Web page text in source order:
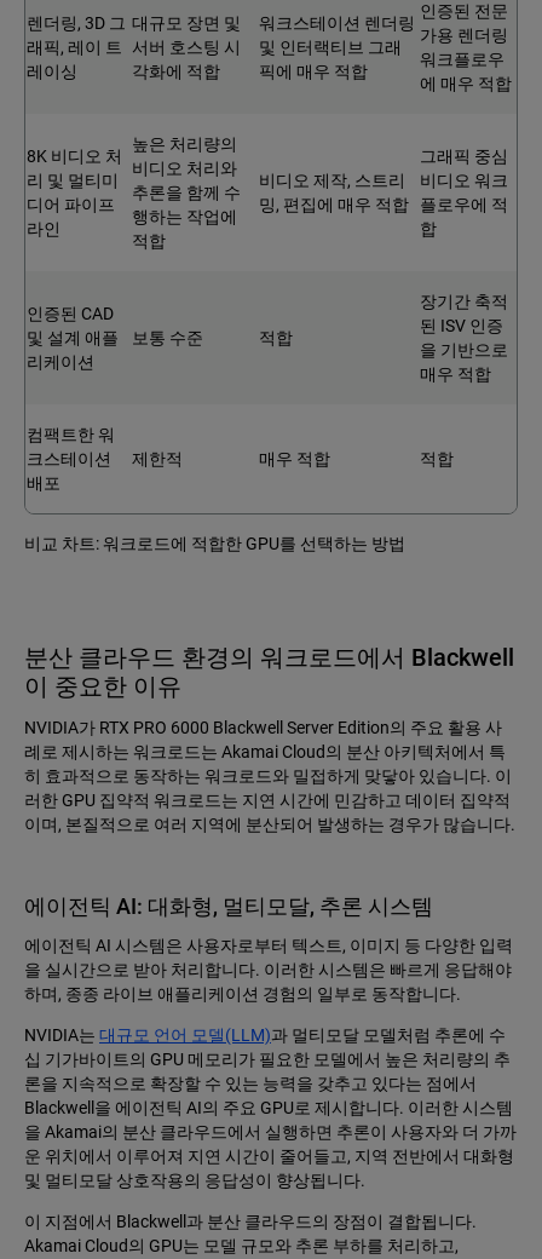
렌더링, 3D 그
래픽, 레이 트
레이싱
대규모 장면 및
서버 호스팅 시
각화에 적합
워크스테이션 렌더링
및 인터랙티브 그래
픽에 매우 적합
인증된 전문
가용 렌더링
워크플로우
에 매우 적합
8K 비디오 처
리 및 멀티미
디어 파이프
라인
높은 처리량의
비디오 처리와
추론을 함께 수
행하는 작업에
적합
비디오 제작, 스트리
밍, 편집에 매우 적합
그래픽 중심
비디오 워크
플로우에 적
합
인증된 CAD
및 설계 애플
리케이션
보통 수준 적합
장기간 축적
된 ISV 인증
을 기반으로
매우 적합
컴팩트한 워
크스테이션
배포
제한적 매우 적합 적합
비교 차트: 워크로드에 적합한 GPU를 선택하는 방법
분산 클라우드 환경의 워크로드에서 Blackwell
이 중요한 이유
NVIDIA가 RTX PRO 6000 Blackwell Server Edition의 주요 활용 사
례로 제시하는 워크로드는 Akamai Cloud의 분산 아키텍처에서 특
히 효과적으로 동작하는 워크로드와 밀접하게 맞닿아 있습니다. 이
러한 GPU 집약적 워크로드는 지연 시간에 민감하고 데이터 집약적
이며, 본질적으로 여러 지역에 분산되어 발생하는 경우가 많습니다.
에이전틱 AI: 대화형, 멀티모달, 추론 시스템
에이전틱 AI 시스템은 사용자로부터 텍스트, 이미지 등 다양한 입력
을 실시간으로 받아 처리합니다. 이러한 시스템은 빠르게 응답해야
하며, 종종 라이브 애플리케이션 경험의 일부로 동작합니다.
NVIDIA는 대규모 언어 모델(LLM)과 멀티모달 모델처럼 추론에 수
십 기가바이트의 GPU 메모리가 필요한 모델에서 높은 처리량의 추
론을 지속적으로 확장할 수 있는 능력을 갖추고 있다는 점에서
Blackwell을 에이전틱 AI의 주요 GPU로 제시합니다. 이러한 시스템
을 Akamai의 분산 클라우드에서 실행하면 추론이 사용자와 더 가까
운 위치에서 이루어져 지연 시간이 줄어들고, 지역 전반에서 대화형
및 멀티모달 상호작용의 응답성이 향상됩니다.
이 지점에서 Blackwell과 분산 클라우드의 장점이 결합됩니다.
Akamai Cloud의 GPU는 모델 규모와 추론 부하를 처리하고,